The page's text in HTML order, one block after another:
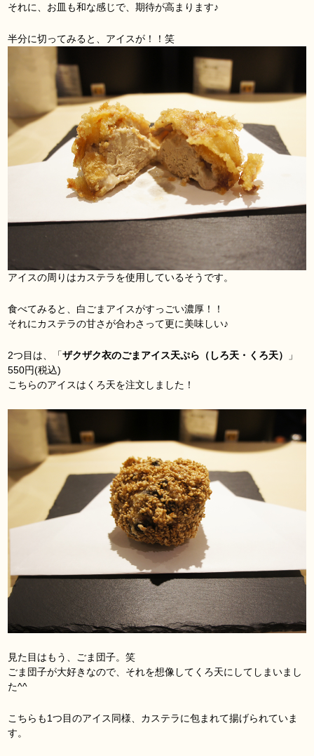
それに、お皿も和な感じで、期待が高まります♪
半分に切ってみると、アイスが！！笑
アイスの周りはカステラを使用しているそうです。
食べてみると、白ごまアイスがすっごい濃厚！！
それにカステラの甘さが合わさって更に美味しい♪
2つ目は、「ザクザク衣のごまアイス天ぷら（しろ天・くろ天）
」
550円(税込)
こちらのアイスはくろ天を注文しました！
見た目はもう、ごま団子。笑
ごま団子が大好きなので、それを想像してくろ天にしてしまいまし
た^^
こちらも1つ目のアイス同様、カステラに包まれて揚げられていま
す。